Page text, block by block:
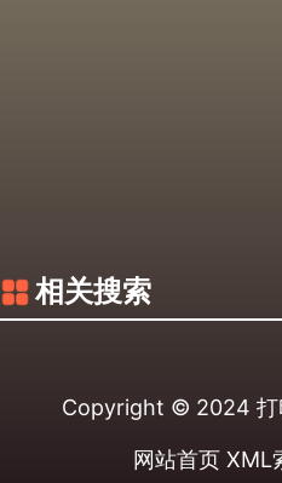
相关搜索
Copyright © 2024
网站首页 XML